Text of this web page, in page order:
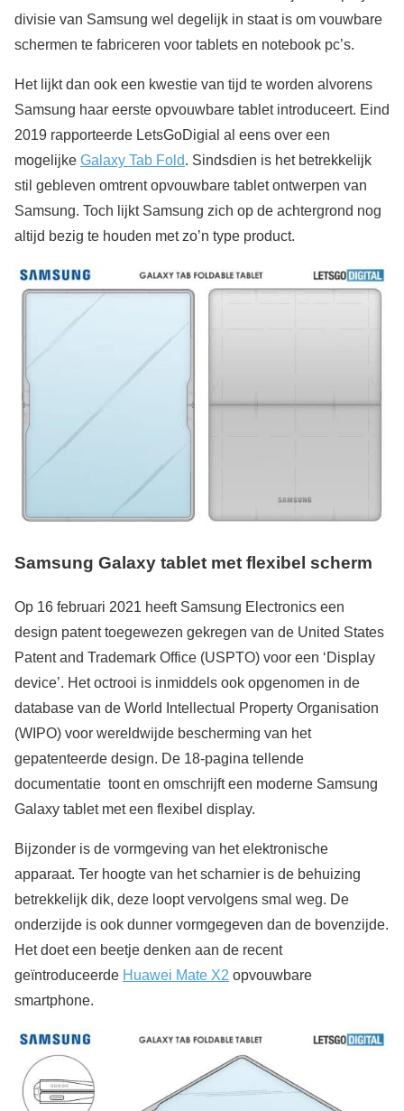
divisie van Samsung wel degelijk in staat is om vouwbare
schermen te fabriceren voor tablets en notebook pc’s.
Het lijkt dan ook een kwestie van tijd te worden alvorens
Samsung haar eerste opvouwbare tablet introduceert. Eind
2019 rapporteerde LetsGoDigial al eens over een
mogelijke Galaxy Tab Fold. Sindsdien is het betrekkelijk
stil gebleven omtrent opvouwbare tablet ontwerpen van
Samsung. Toch lijkt Samsung zich op de achtergrond nog
altijd bezig te houden met zo’n type product.
Samsung Galaxy tablet met flexibel scherm
Op 16 februari 2021 heeft Samsung Electronics een
design patent toegewezen gekregen van de United States
Patent and Trademark Office (USPTO) voor een ‘Display
device’. Het octrooi is inmiddels ook opgenomen in de
database van de World Intellectual Property Organisation
(WIPO) voor wereldwijde bescherming van het
gepatenteerde design. De 18-pagina tellende
documentatie toont en omschrijft een moderne Samsung
Galaxy tablet met een flexibel display.
Bijzonder is de vormgeving van het elektronische
apparaat. Ter hoogte van het scharnier is de behuizing
betrekkelijk dik, deze loopt vervolgens smal weg. De
onderzijde is ook dunner vormgegeven dan de bovenzijde.
Het doet een beetje denken aan de recent
geïntroduceerde Huawei Mate X2 opvouwbare
smartphone.